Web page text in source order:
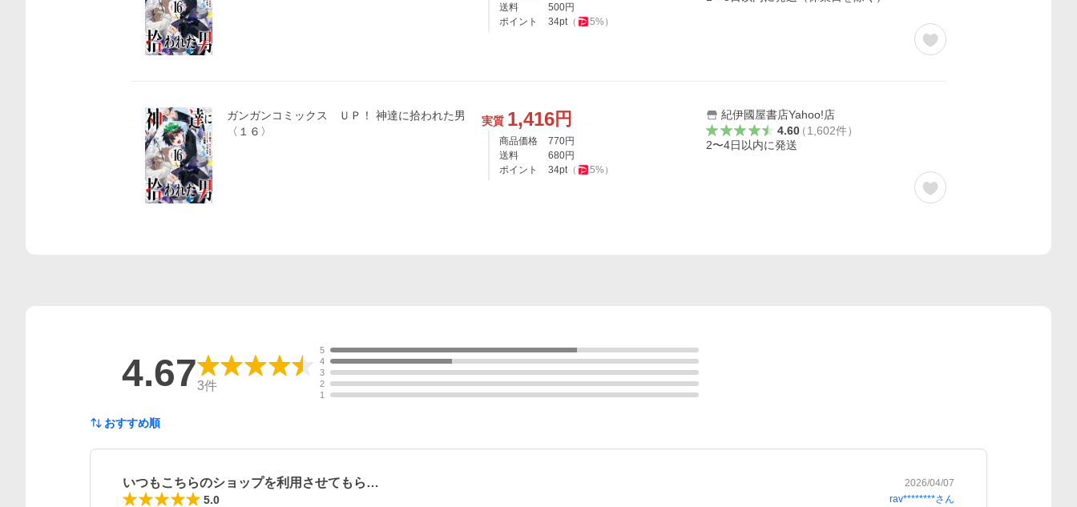
送料
500円
ポイント
34pt（ 5%）
ガンガンコミックス ＵＰ！ 神達に拾われた男
〈１６〉
実質 1,416円
商品価格 770円
送料
680円
ポイント
34pt（ 5%）
紀伊國屋書店Yahoo!店
4.60（1,602件）
2〜4日以内に発送
4.673件
5
4
3
2
1
おすすめ順
いつもこちらのショップを利用させてもら… 2026/04/07
5.0 rav********さん